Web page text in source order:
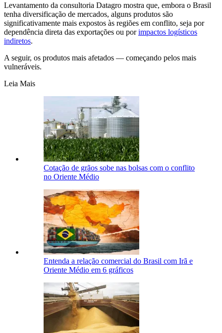
Levantamento da consultoria Datagro mostra que, embora o Brasil
tenha diversificação de mercados, alguns produtos são
significativamente mais expostos às regiões em conflito, seja por
dependência direta das exportações ou porimpactos logísticos
indiretos.
A seguir, os produtos mais afetados — começando pelos mais
vulneráveis.
Leia Mais
Cotação de grãos sobe nas bolsas com o conflito
no Oriente Médio
Entenda a relação comercial do Brasil com Irã e
Oriente Médio em 6 gráficos